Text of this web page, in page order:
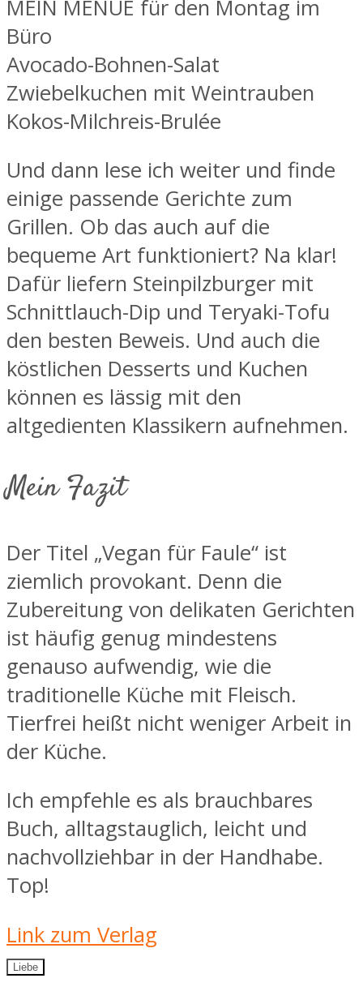
MEIN MENUE für den Montag im
Büro
Avocado-Bohnen-Salat
Zwiebelkuchen mit Weintrauben
Kokos-Milchreis-Brulée
Und dann lese ich weiter und finde
einige passende Gerichte zum
Grillen. Ob das auch auf die
bequeme Art funktioniert? Na klar!
Dafür liefern Steinpilzburger mit
Schnittlauch-Dip und Teryaki-Tofu
den besten Beweis. Und auch die
köstlichen Desserts und Kuchen
können es lässig mit den
altgedienten Klassikern aufnehmen.
Mein Fazit
Der Titel „Vegan für Faule“ ist
ziemlich provokant. Denn die
Zubereitung von delikaten Gerichten
ist häufig genug mindestens
genauso aufwendig, wie die
traditionelle Küche mit Fleisch.
Tierfrei heißt nicht weniger Arbeit in
der Küche.
Ich empfehle es als brauchbares
Buch, alltagstauglich, leicht und
nachvollziehbar in der Handhabe.
Top!
Link zum Verlag
Liebe